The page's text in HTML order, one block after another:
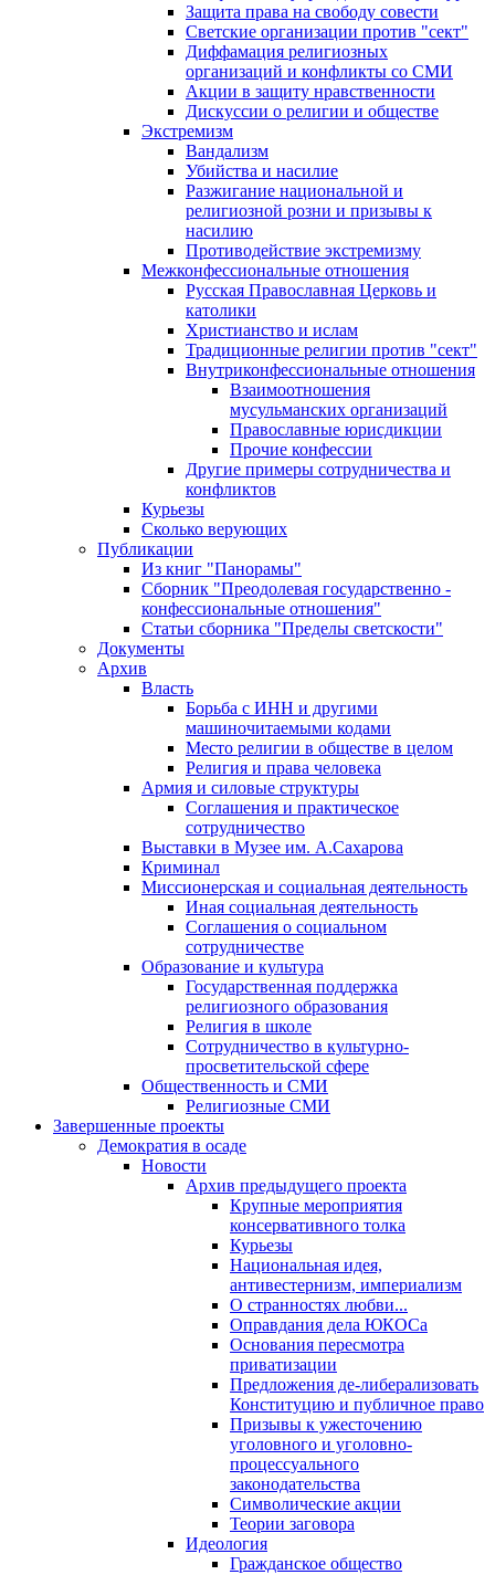
Защита права на свободу совести
Светские организации против "сект"
Диффамация религиозных
организаций и конфликты со СМИ
Акции в защиту нравственности
Дискуссии о религии и обществе
Экстремизм
Вандализм
Убийства и насилие
Разжигание национальной и
религиозной розни и призывы к
насилию
Противодействие экстремизму
Межконфессиональные отношения
Русская Православная Церковь и
католики
Христианство и ислам
Традиционные религии против "сект"
Внутриконфессиональные отношения
Взаимоотношения
мусульманских организаций
Православные юрисдикции
Прочие конфессии
Другие примеры сотрудничества и
конфликтов
Курьезы
Сколько верующих
Публикации
Из книг "Панорамы"
Сборник "Преодолевая государственно -
конфессиональные отношения"
Статьи сборника "Пределы светскости"
Документы
Архив
Власть
Борьба с ИНН и другими
машиночитаемыми кодами
Место религии в обществе в целом
Религия и права человека
Армия и силовые структуры
Соглашения и практическое
сотрудничество
Выставки в Музее им. А.Сахарова
Криминал
Миссионерская и социальная деятельность
Иная социальная деятельность
Соглашения о социальном
сотрудничестве
Образование и культура
Государственная поддержка
религиозного образования
Религия в школе
Сотрудничество в культурно-
просветительской сфере
Общественность и СМИ
Религиозные СМИ
Завершенные проекты
Демократия в осаде
Новости
Архив предыдущего проекта
Крупные мероприятия
консервативного толка
Курьезы
Национальная идея,
антивестернизм, империализм
О странностях любви...
Оправдания дела ЮКОСа
Основания пересмотра
приватизации
Предложения де-либерализовать
Конституцию и публичное право
Призывы к ужесточению
уголовного и уголовно-
процессуального
законодательства
Символические акции
Теории заговора
Идеология
Гражданское общество